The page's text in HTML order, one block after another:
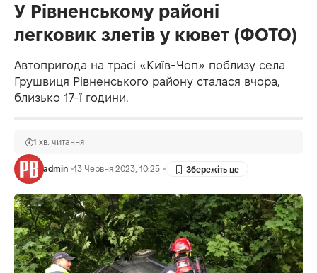
У Рівненському районі
легковик злетів у кювет (ФОТО)
Автопригода на трасі «Київ-Чоп» поблизу села
Грушвиця Рівненського району сталася вчора,
близько 17-ї години.
admin 13 Червня 2023, 10:25
1 хв. читання